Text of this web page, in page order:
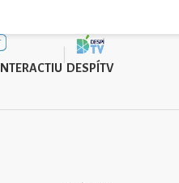
DESPÍTV